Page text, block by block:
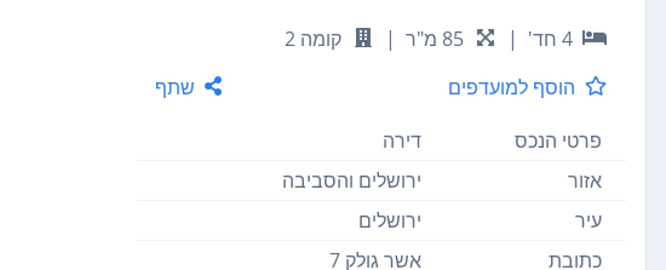
4 חד'
| 85 מ"ר |
קומה 2
הוסף למועדפים
שתף
פרטי הנכס
דירה
אזור
ירושלים והסביבה
עיר
ירושלים
כתובת
אשר גולק 7